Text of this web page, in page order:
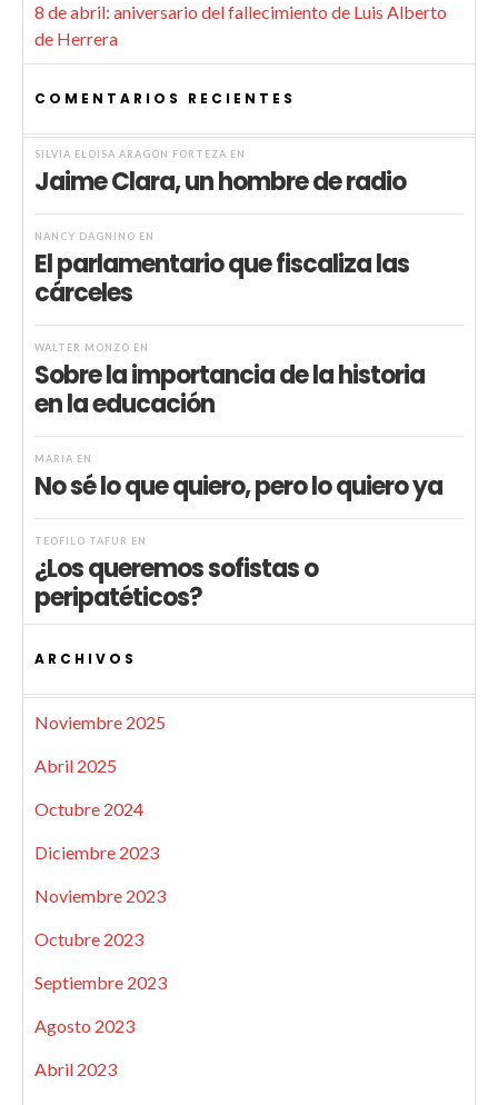
8 de abril: aniversario del fallecimiento de Luis Alberto
de Herrera
COMENTARIOS RECIENTES
SILVIA ELOISA ARAGÓN FORTEZA EN
Jaime Clara, un hombre de radio
NANCY DAGNINO EN
El parlamentario que fiscaliza las
cárceles
WALTER MONZÓ EN
Sobre la importancia de la historia
en la educación
MARIA EN
No sé lo que quiero, pero lo quiero ya
TEÓFILO TAFUR EN
¿Los queremos sofistas o
peripatéticos?
ARCHIVOS
Noviembre 2025
Abril 2025
Octubre 2024
Diciembre 2023
Noviembre 2023
Octubre 2023
Septiembre 2023
Agosto 2023
Abril 2023